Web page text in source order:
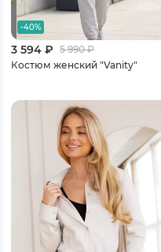
-40%
3 594 ₽ 5 990₽
Костюм женский "Vanity"